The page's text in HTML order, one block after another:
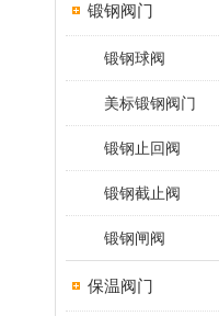
锻钢阀门
锻钢球阀
美标锻钢阀门
锻钢止回阀
锻钢截止阀
锻钢闸阀
保温阀门